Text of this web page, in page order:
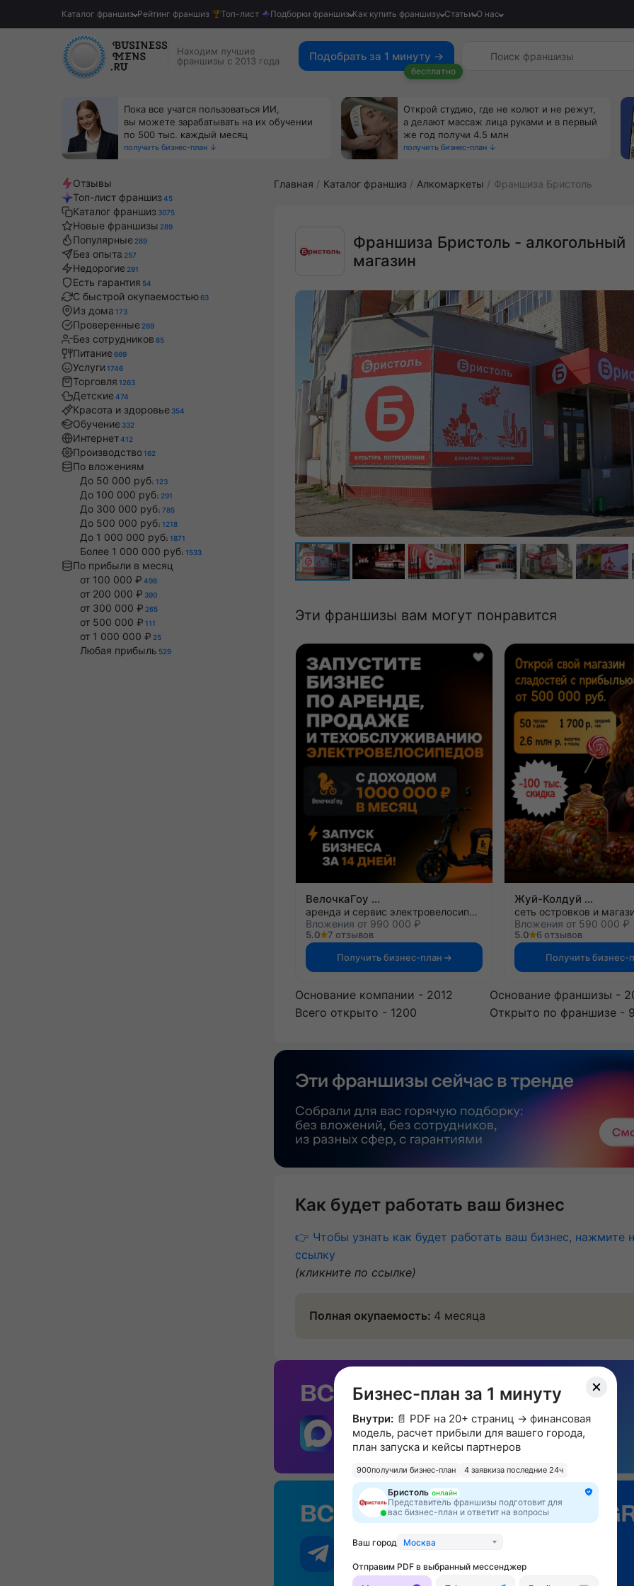
Каталог франшиз Рейтинг франшиз Топ-лист Подборки франшиз Как купить франшизу Статьи О нас
Находим лучшие
франшизы с 2013 года
Подобрать за 1 минуту →
бесплатно
Пока все учатся пользоваться ИИ,
вы можете зарабатывать на их обучении
по 500 тыс. каждый месяц
получить бизнес-план ↓
Открой студию, где не колют и не режут,
а делают массаж лица руками и в первый
же год получи 4.5 млн
получить бизнес-план ↓
Отзывы
Топ-лист франшиз 45
Каталог франшиз 3075
Новые франшизы 289
Популярные 289
Без опыта 257
Недорогие 291
Есть гарантия 54
С быстрой окупаемостью63
Из дома 173
Проверенные 289
Без сотрудников 85
Питание669
Услуги 1746
Торговля 1263
Детские474
Красота и здоровье 354
Обучение 332
Интернет412
Производство162
По вложениям
До 50 000 руб. 123
До 100 000 руб. 291
До 300 000 руб. 785
До 500 000 руб. 1218
До 1 000 000 руб. 1871
Более 1 000 000 руб. 1533
По прибыли в месяц
от 100 000 ₽ 498
от 200 000 ₽ 390
от 300 000 ₽ 265
от 500 000 ₽ 111
от 1 000 000 ₽ 25
Любая прибыль 529
Главная Каталог франшиз Алкомаркеты Франшиза Бристоль
Франшиза Бристоль - алкогольный
магазин
Эти франшизы вам могут понравится
ВелочкаГоу
аренда и сервис электровелосипедов
Вложения от 990 000 ₽
5.0
7 отзывов
Получить бизнес-план
Жуй-Колдуй
Вложения от 590 000 ₽
5.0
6 отзывов
Получить бизнес-
Основание компании - 2012
Основание франшизы -
Всего открыто - 1200
Открыто по франшизе -
Как будет работать ваш бизнес
👉 Чтобы узнать как будет работать ваш бизнес, нажмите
ссылку
(кликните по ссылке)
Полная окупаемость: 4 месяца
Бизнес-план за 1 минуту
Внутри:📄 PDF на 20+ страниц → финансовая
модель, расчет прибыли для вашего города,
план запуска и кейсы партнеров
900получили бизнес-план 4 заявкиза последние 24ч
Бристоль онлайн
Представитель франшизы подготовит для
вас бизнес-план и ответит на вопросы
Ваш город Москва
Отправим PDF в выбранный мессенджер